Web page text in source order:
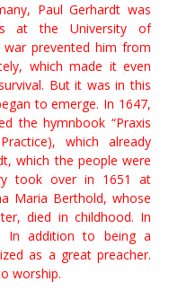
Paul Gerhardt was
at the University of
prevented him from
which made it even
But it was in this
to emerge. In 1647,
the hymnbook “Praxis
which already
which the people were
took over in 1651 at
Maria Berthold, whose
died in childhood. In
In addition to being a
as a great preacher.
worship.